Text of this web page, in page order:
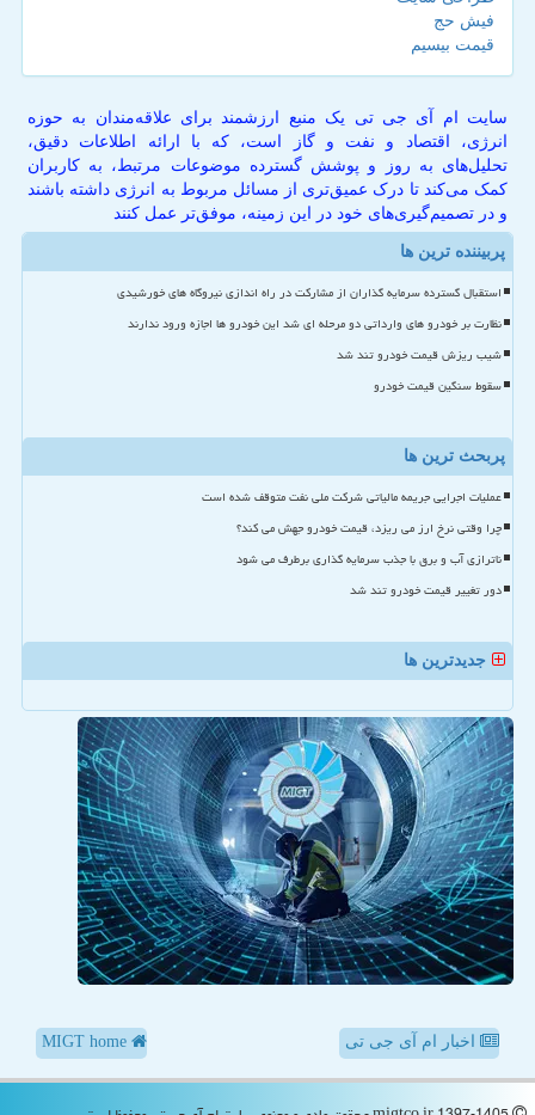
فیش حج
قیمت بیسیم
سایت ام آی جی تی یک منبع ارزشمند برای علاقه‌مندان به حوزه
انرژی، اقتصاد و نفت و گاز است، که با ارائه اطلاعات دقیق،
تحلیل‌های به روز و پوشش گسترده موضوعات مرتبط، به کاربران
کمک می‌کند تا درک عمیق‌تری از مسائل مربوط به انرژی داشته باشند
و در تصمیم‌گیری‌های خود در این زمینه، موفق‌تر عمل کنند
پربیننده ترین ها
استقبال گسترده سرمایه گذاران از مشارکت در راه اندازی نیروگاه های خورشیدی
نظارت بر خودرو های وارداتی دو مرحله ای شد این خودرو ها اجازه ورود ندارند
شیب ریزش قیمت خودرو تند شد
سقوط سنگین قیمت خودرو
پربحث ترین ها
عملیات اجرایی جریمه مالیاتی شرکت ملی نفت متوقف شده است
چرا وقتی نرخ ارز می ریزد، قیمت خودرو جهش می کند؟
ناترازی آب و برق با جذب سرمایه گذاری برطرف می شود
دور تغییر قیمت خودرو تند شد
جدیدترین ها
اخبار ام آی جی تی